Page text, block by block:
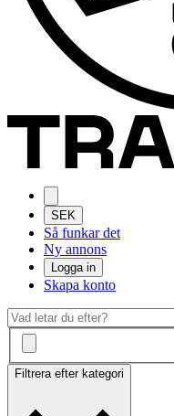
SEK
Så funkar det
Ny annons
Logga in
Skapa konto
Filtrera efter kategori